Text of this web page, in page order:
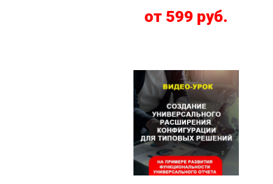
от 599 руб.